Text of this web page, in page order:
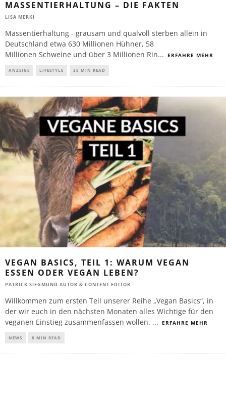
MASSENTIERHALTUNG – DIE FAKTEN
LISA MERKI
Massentierhaltung - grausam und qualvoll sterben allein in
Deutschland etwa 630 Millionen Hühner, 58
Millionen Schweine und über 3 Millionen Rin... ERFAHRE MEHR
ANZEIGE LIFESTYLE 35 MIN READ
VEGAN BASICS, TEIL 1: WARUM VEGAN
ESSEN ODER VEGAN LEBEN?
PATRICK SIEGMUND AUTOR & CONTENT EDITOR
Willkommen zum ersten Teil unserer Reihe „Vegan Basics“, in
der wir euch in den nächsten Monaten alles Wichtige für den
veganen Einstieg zusammenfassen wollen. ... ERFAHRE MEHR
NEWS 8 MIN READ